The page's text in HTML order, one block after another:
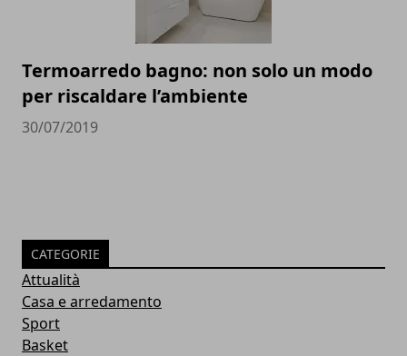
Termoarredo bagno: non solo un modo
per riscaldare l’ambiente
30/07/2019
CATEGORIE
Attualità
Casa e arredamento
Sport
Basket